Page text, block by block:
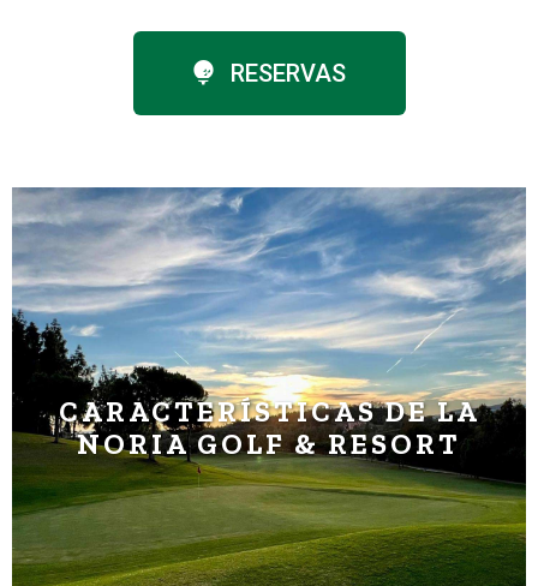
RESERVAS
CARACTERÍSTICAS DE LA
NORIA GOLF & RESORT